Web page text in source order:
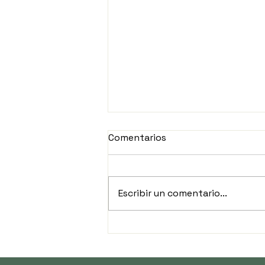
de Sonora: 1,994 obras
Comentarios
Escribir un comentario...